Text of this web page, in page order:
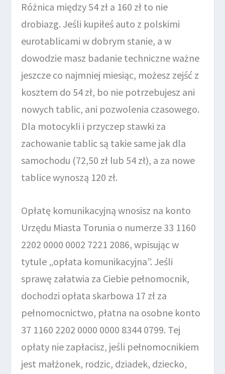
Różnica między 54 zł a 160 zł to nie
drobiazg. Jeśli kupiłeś auto z polskimi
eurotablicami w dobrym stanie, a w
dowodzie masz badanie techniczne ważne
jeszcze co najmniej miesiąc, możesz zejść z
kosztem do 54 zł, bo nie potrzebujesz ani
nowych tablic, ani pozwolenia czasowego.
Dla motocykli i przyczep stawki za
zachowanie tablic są takie same jak dla
samochodu (72,50 zł lub 54 zł), a za nowe
tablice wynoszą 120 zł.
Opłatę komunikacyjną wnosisz na konto
Urzędu Miasta Torunia o numerze 33 1160
2202 0000 0002 7221 2086, wpisując w
tytule „opłata komunikacyjna”. Jeśli
sprawę załatwia za Ciebie pełnomocnik,
dochodzi opłata skarbowa 17 zł za
pełnomocnictwo, płatna na osobne konto
37 1160 2202 0000 0000 8344 0799. Tej
opłaty nie zapłacisz, jeśli pełnomocnikiem
jest małżonek, rodzic, dziadek, dziecko,